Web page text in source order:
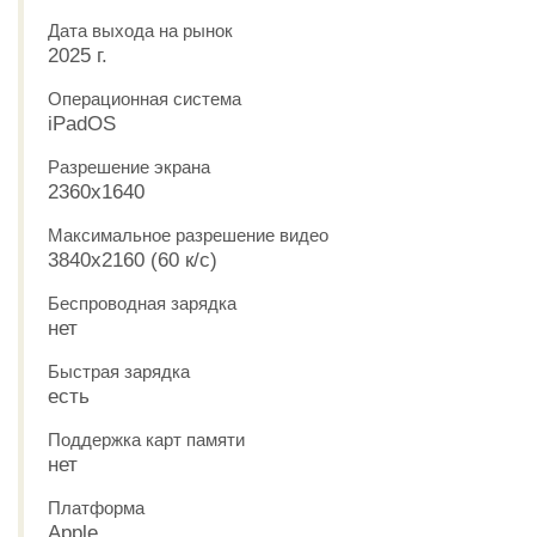
Дата выхода на рынок
2025 г.
Операционная система
iPadOS
Разрешение экрана
2360x1640
Максимальное разрешение видео
3840x2160 (60 к/с)
Беспроводная зарядка
нет
Быстрая зарядка
есть
Поддержка карт памяти
нет
Платформа